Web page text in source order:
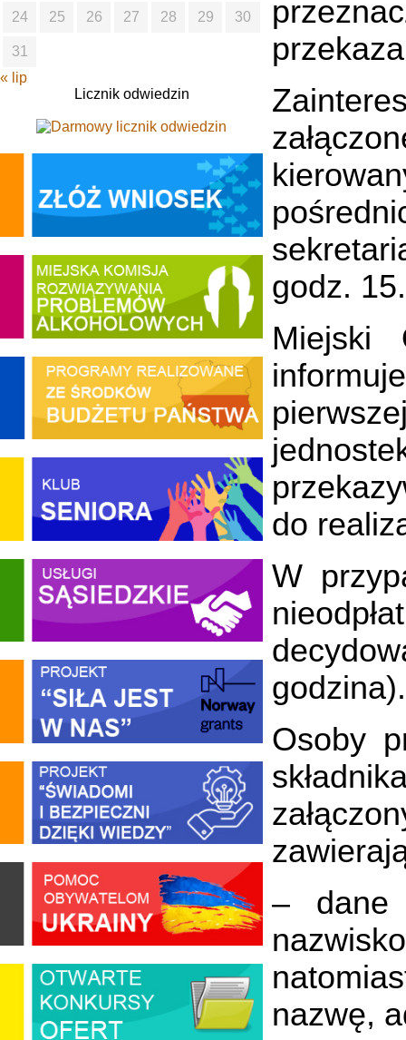
godz.
Miejski
do
W
godzina).
Osoby
– dane
nazwę,
24 25 26 27 28 29 30
31
« lip
Licznik odwiedzin